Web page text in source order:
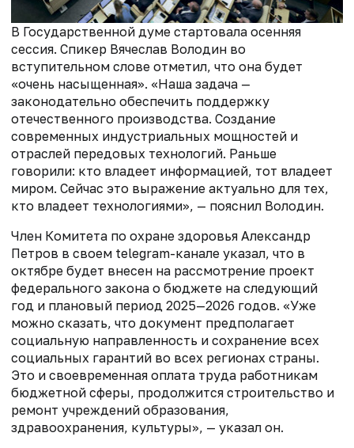
В Государственной думе стартовала осенняя
сессия. Спикер Вячеслав Володин во
вступительном слове отметил, что она будет
«очень насыщенная». «Наша задача —
законодательно обеспечить поддержку
отечественного производства. Создание
современных индустриальных мощностей и
отраслей передовых технологий. Раньше
говорили: кто владеет информацией, тот владеет
миром. Сейчас это выражение актуально для тех,
кто владеет технологиями», — пояснил Володин.
Член Комитета по охране здоровья Александр
Петров в своем telegram-канале указал, что в
октябре будет внесен на рассмотрение проект
федерального закона о бюджете на следующий
год и плановый период 2025—2026 годов. «Уже
можно сказать, что документ предполагает
социальную направленность и сохранение всех
социальных гарантий во всех регионах страны.
Это и своевременная оплата труда работникам
бюджетной сферы, продолжится строительство и
ремонт учреждений образования,
здравоохранения, культуры», — указал он.